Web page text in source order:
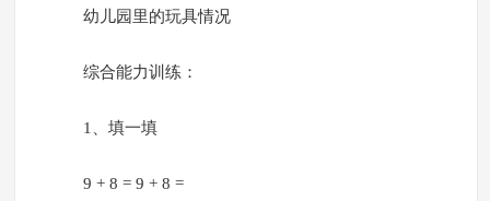
幼儿园里的玩具情况
综合能力训练：
1、填一填
9 + 8 = 9 + 8 =